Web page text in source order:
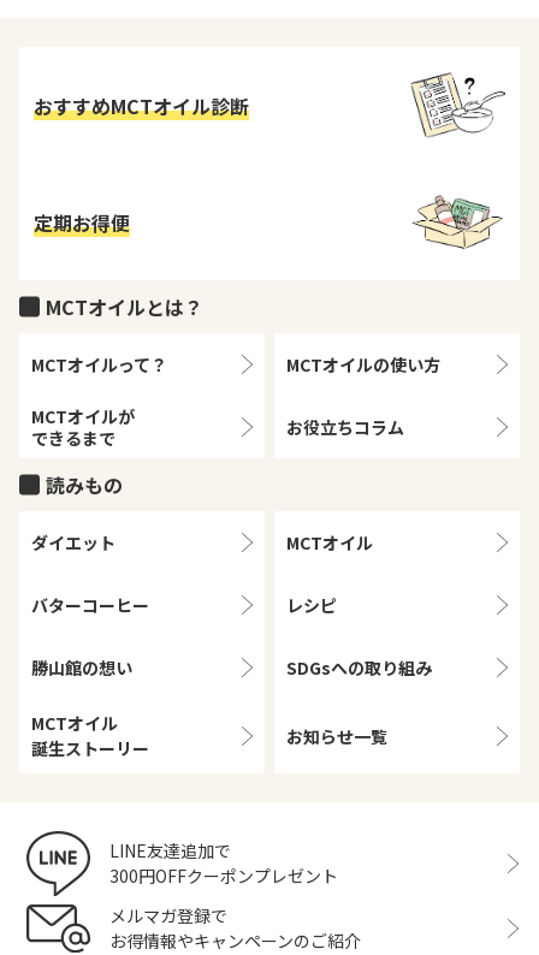
おすすめMCTオイル診断
定期お得便
MCTオイルとは？
MCTオイルって？ MCTオイルの使い方
MCTオイルが
できるまで
お役立ちコラム
読みもの
ダイエット MCTオイル
バターコーヒー レシピ
勝山館の想い SDGsへの取り組み
MCTオイル
誕生ストーリー
お知らせ一覧
LINE友達追加で
300円OFFクーポンプレゼント
メルマガ登録で
お得情報やキャンペーンのご紹介